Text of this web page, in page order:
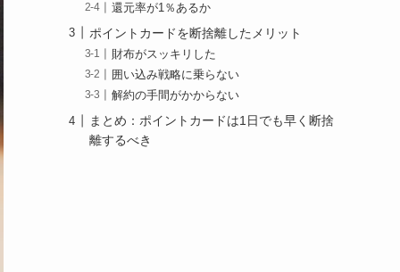
還元率が1％あるか
ポイントカードを断捨離したメリット
財布がスッキリした
囲い込み戦略に乗らない
解約の手間がかからない
まとめ：ポイントカードは1日でも早く断捨
離するべき